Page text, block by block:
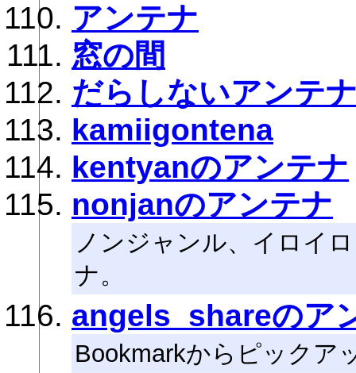
アンテナ
窓の間
だらしないアンテ
kamiigontena
kentyanのアンテナ
nonjanのアンテナ
ノンジャンル、イロイ
ナ。
angels_shareのア
Bookmarkからピックア